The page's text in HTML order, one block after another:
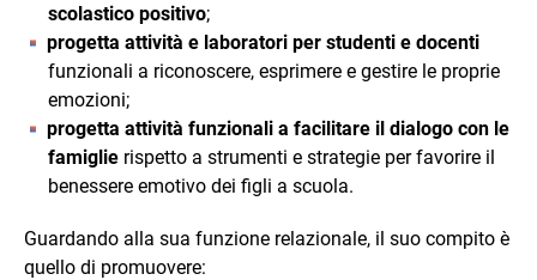
scolastico positivo;
progetta attività e laboratori per studenti e docenti
funzionali a riconoscere, esprimere e gestire le proprie
emozioni;
progetta attività funzionali a facilitare il dialogo con le
famiglie rispetto a strumenti e strategie per favorire il
benessere emotivo dei figli a scuola.
Guardando alla sua funzione relazionale, il suo compito è
quello di promuovere: